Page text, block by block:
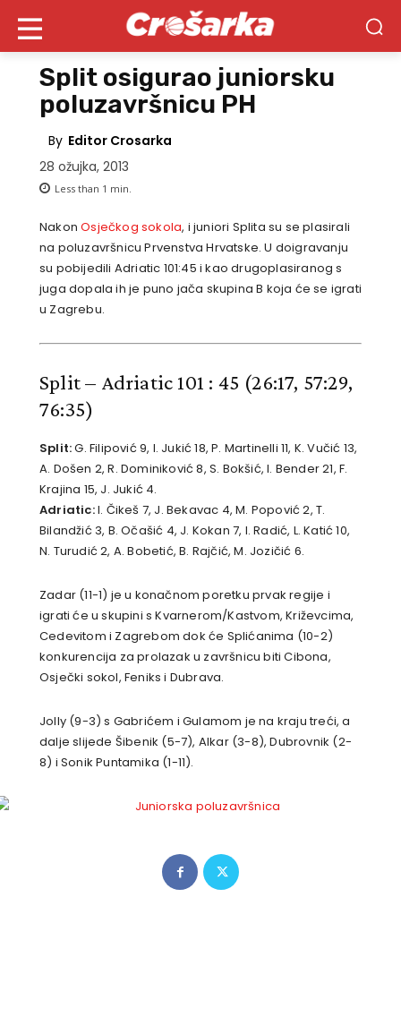
Split osigurao juniorsku
poluzavršnicu PH
By Editor Crosarka
28 ožujka, 2013
Less than 1 min.
NakonOsječkog sokola, i juniori Splita su se plasirali
na poluzavršnicu Prvenstva Hrvatske. U doigravanju
su pobijedili Adriatic 101:45 i kao drugoplasiranog s
juga dopala ih je puno jača skupina B koja će se igrati
u Zagrebu.
Split – Adriatic 101 : 45 (26:17, 57:29,
76:35)
Split:G. Filipović 9, I. Jukić 18, P. Martinelli 11, K. Vučić 13,
A. Došen 2, R. Dominiković 8, S. Bokšić, I. Bender 21, F.
Krajina 15, J. Jukić 4.
Adriatic:I. Čikeš 7, J. Bekavac 4, M. Popović 2, T.
Bilandžić 3, B. Očašić 4, J. Kokan 7, I. Radić, L. Katić 10,
N. Turudić 2, A. Bobetić, B. Rajčić, M. Jozičić 6.
Zadar (11-1) je u konačnom poretku prvak regije i
igrati će u skupini s Kvarnerom/Kastvom, Križevcima,
Cedevitom i Zagrebom dok će Splićanima (10-2)
konkurencija za prolazak u završnicu biti Cibona,
Osječki sokol, Feniks i Dubrava.
Jolly (9-3) s Gabrićem i Gulamom je na kraju treći, a
dalje slijede Šibenik (5-7), Alkar (3-8), Dubrovnik (2-
8) i Sonik Puntamika (1-11).